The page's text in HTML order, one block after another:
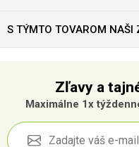
S TÝMTO TOVAROM NAŠI
Zľavy a
Maximálne 1x